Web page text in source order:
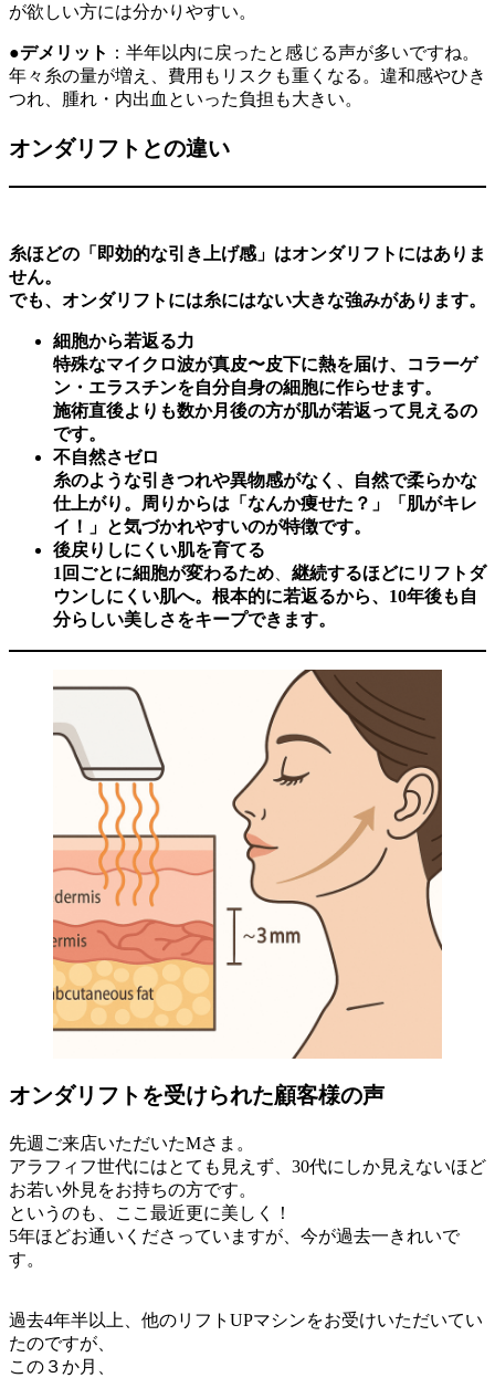
が欲しい方には分かりやすい。
●デメリット ：半年以内に戻ったと感じる声が多いですね。
年々糸の量が増え、費用もリスクも重くなる。違和感やひき
つれ、腫れ・内出血といった負担も大きい。
オンダリフトとの違い
糸ほどの「即効的な引き上げ感」はオンダリフトにはありま
せん。
でも、オンダリフトには糸にはない大きな強みがあります。
細胞から若返る力
特殊なマイクロ波が真皮〜皮下に熱を届け、コラーゲ
ン・エラスチンを自分自身の細胞に作らせます。
施術直後よりも数か月後の方が肌が若返って見えるの
です。
不自然さゼロ
糸のような引きつれや異物感がなく、自然で柔らかな
仕上がり。周りからは「なんか痩せた？」「肌がキレ
イ！」と気づかれやすいのが特徴です。
後戻りしにくい肌を育てる
1回ごとに細胞が変わるため
継続するほどにリフトダ
ウンしにくい肌へ。根本的に若返るから、10年後も自
分らしい美しさをキープできます。
オンダリフトを受けられた顧客様の声
先週ご来店いただいたMさま。
アラフィフ世代にはとても見えず、30代にしか見えないほど
お若い外見をお持ちの方です。
というのも、ここ最近更に美しく！
5年ほどお通いくださっていますが、今が過去一きれいで
す。
過去4年半以上、他のリフトUPマシンをお受けいただいてい
たのですが、
この３か月、